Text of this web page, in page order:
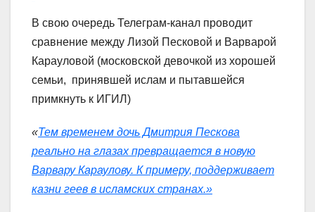
В свою очередь Телеграм-канал проводит
сравнение между Лизой Песковой и Варварой
Карауловой (московской девочкой из хорошей
семьи, принявшей ислам и пытавшейся
примкнуть к ИГИЛ)
«Тем временем дочь Дмитрия Пескова
реально на глазах превращается в новую
Варвару Караулову. К примеру, поддерживает
казни геев в исламских странах.»